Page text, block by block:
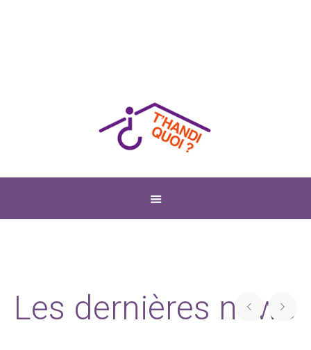
Les dernières news